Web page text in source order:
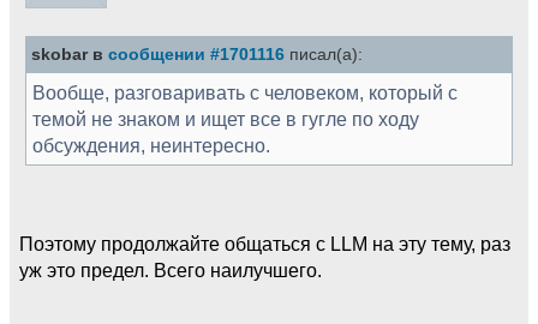
skobar в сообщении #1701116 писал(а):
Вообще, разговаривать с человеком, который с
темой не знаком и ищет все в гугле по ходу
обсуждения, неинтересно.
Поэтому продолжайте общаться с LLM на эту тему, раз
уж это предел. Всего наилучшего.